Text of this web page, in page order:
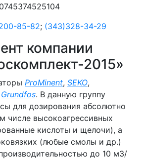
85-82; (343)328-34-29
компании
2015»
ProMinent, SEKO,
Grundfos. В данную группу
для дозирования абсолютно
числе высокоагрессивных
кислоты и щелочи), а
(любые смолы и др.)
до 10 м3/